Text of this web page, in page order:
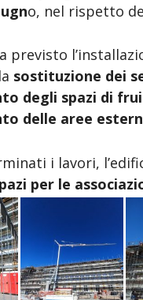
o, nel rispetto
previsto
sostituzione dei
degli spazi di
delle aree
i lavori,
per le